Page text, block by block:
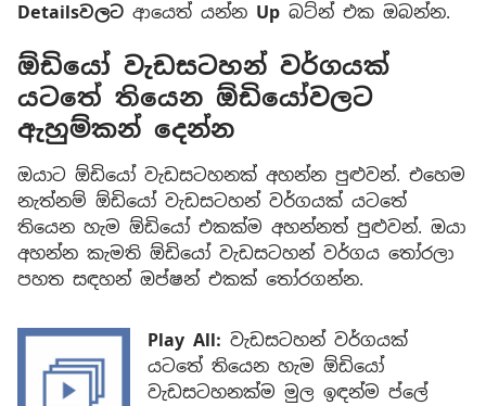
Detailsවලට ආයෙත් යන්න Up බට්න් එක ඔබන්න.
ඕඩියෝ වැඩසටහන් වර්ගයක්
යටතේ තියෙන ඕඩියෝවලට
ඇහුම්කන් දෙන්න
ඔයාට ඕඩියෝ වැඩසටහනක් අහන්න පුළුවන්. එහෙම
නැත්නම් ඕඩියෝ වැඩසටහන් වර්ගයක් යටතේ
තියෙන හැම ඕඩියෝ එකක්ම අහන්නත් පුළුවන්. ඔයා
අහන්න කැමති ඕඩියෝ වැඩසටහන් වර්ගය තෝරලා
පහත සඳහන් ඔප්ෂන් එකක් තෝරගන්න.
Play All: වැඩසටහන් වර්ගයක්
යටතේ තියෙන හැම ඕඩියෝ
වැඩසටහනක්ම මුල ඉඳන්ම ප්ලේ